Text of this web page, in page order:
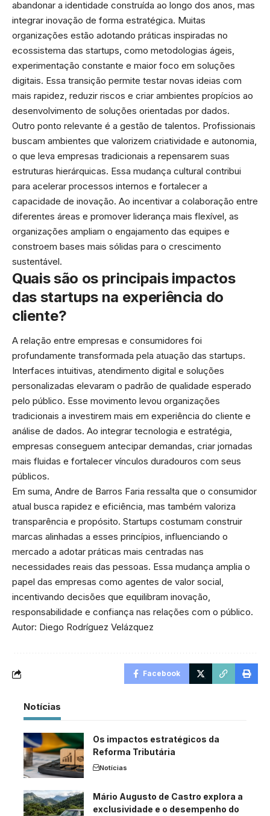
abandonar a identidade construída ao longo dos anos, mas
integrar inovação de forma estratégica. Muitas
organizações estão adotando práticas inspiradas no
ecossistema das startups, como metodologias ágeis,
experimentação constante e maior foco em soluções
digitais. Essa transição permite testar novas ideias com
mais rapidez, reduzir riscos e criar ambientes propícios ao
desenvolvimento de soluções orientadas por dados.
Outro ponto relevante é a gestão de talentos. Profissionais
buscam ambientes que valorizem criatividade e autonomia,
o que leva empresas tradicionais a repensarem suas
estruturas hierárquicas. Essa mudança cultural contribui
para acelerar processos internos e fortalecer a
capacidade de inovação. Ao incentivar a colaboração entre
diferentes áreas e promover liderança mais flexível, as
organizações ampliam o engajamento das equipes e
constroem bases mais sólidas para o crescimento
sustentável.
Quais são os principais impactos
das startups na experiência do
cliente?
A relação entre empresas e consumidores foi
profundamente transformada pela atuação das startups.
Interfaces intuitivas, atendimento digital e soluções
personalizadas elevaram o padrão de qualidade esperado
pelo público. Esse movimento levou organizações
tradicionais a investirem mais em experiência do cliente e
análise de dados. Ao integrar tecnologia e estratégia,
empresas conseguem antecipar demandas, criar jornadas
mais fluidas e fortalecer vínculos duradouros com seus
públicos.
Em suma, Andre de Barros Faria ressalta que o consumidor
atual busca rapidez e eficiência, mas também valoriza
transparência e propósito. Startups costumam construir
marcas alinhadas a esses princípios, influenciando o
mercado a adotar práticas mais centradas nas
necessidades reais das pessoas. Essa mudança amplia o
papel das empresas como agentes de valor social,
incentivando decisões que equilibram inovação,
responsabilidade e confiança nas relações com o público.
Autor: Diego Rodríguez Velázquez
Facebook
Notícias
Os impactos estratégicos da
Reforma Tributária
Notícias
Mário Augusto de Castro explora a
exclusividade e o desempenho do